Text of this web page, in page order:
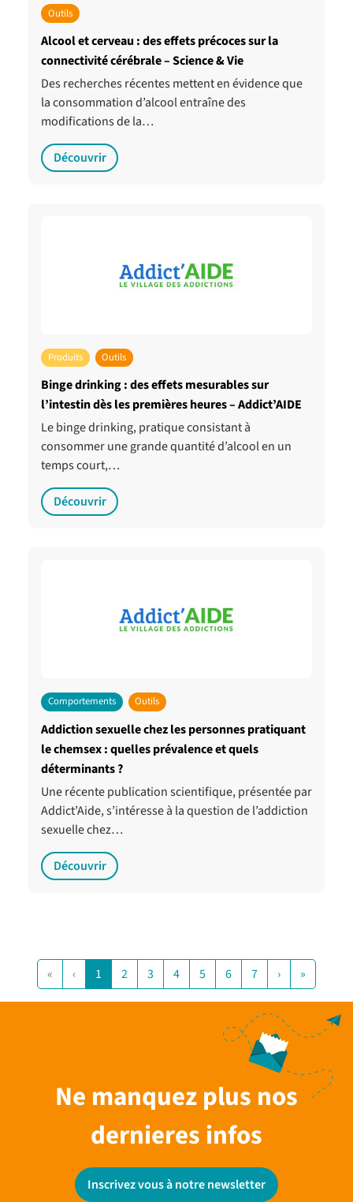
Outils
Alcool et cerveau : des effets précoces sur la
connectivité cérébrale – Science & Vie
Des recherches récentes mettent en évidence que
la consommation d’alcool entraîne des
modifications de la…
Découvrir
Produits Outils
Binge drinking : des effets mesurables sur
l’intestin dès les premières heures – Addict’AIDE
Le binge drinking, pratique consistant à
consommer une grande quantité d’alcool en un
temps court,…
Découvrir
Comportements Outils
Addiction sexuelle chez les personnes pratiquant
le chemsex : quelles prévalence et quels
déterminants ?
Une récente publication scientifique, présentée par
Addict’Aide, s’intéresse à la question de l’addiction
sexuelle chez…
Découvrir
« ‹ 1 2 3 4 5 6 7 › »
Ne manquez plus nos
dernieres infos
Inscrivez vous à notre newsletter